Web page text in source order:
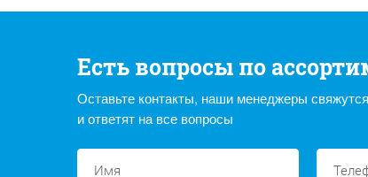
Есть вопросы по
Оставьте контакты, наши менеджеры
и ответят на все вопросы